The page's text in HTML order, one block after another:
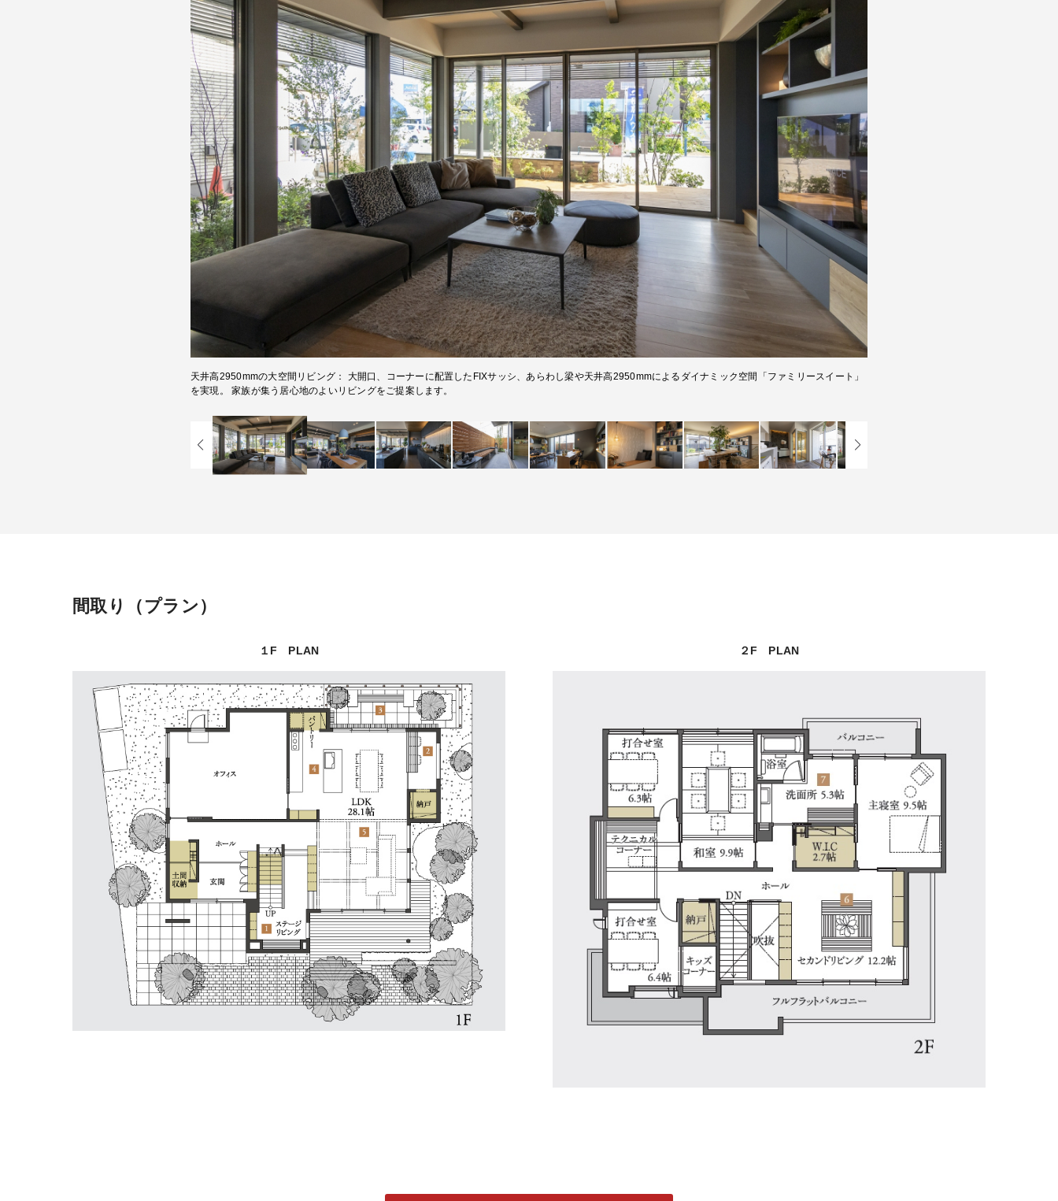
天井高2950mmの大空間リビング
大開口、コーナーに配置したFIXサッシ、あらわし梁や天井高2950mmによるダイナミック空間「ファミリースイート」
を実現。 家族が集う居心地のよいリビングをご提案します。
間取り プラン
１F PLAN ２F PLAN